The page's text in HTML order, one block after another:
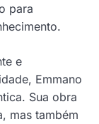
para
e
Emmano
Sua obra
mas também